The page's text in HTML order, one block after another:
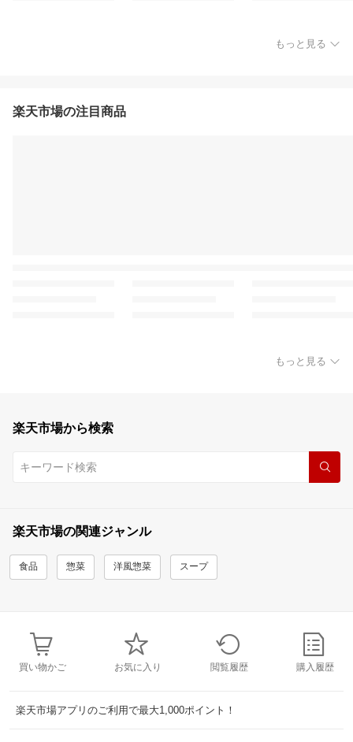
もっと見る
楽天市場の注目商品
もっと見る
楽天市場から検索
楽天市場の関連ジャンル
食品 惣菜 洋風惣菜 スープ
買い物かご お気に入り 閲覧履歴 購入履歴
楽天市場アプリのご利用で最大1,000ポイント！